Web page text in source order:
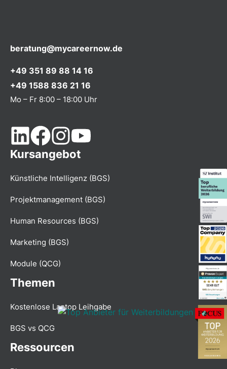
beratung@mycareernow.de
+49 351 89 88 14 16
+49 1588 836 21 16
Mo – Fr 8:00 – 18:00 Uhr
Kursangebot
Künstliche Intelligenz (BGS)
Projektmanagement (BGS)
Human Resources (BGS)
Marketing (BGS)
Module (QCG)
Themen
Kostenlose Laptop Leihgabe
BGS vs QCG
Ressourcen